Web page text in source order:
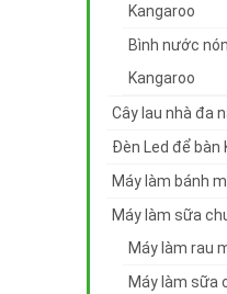
Kangaroo
Bình nước
Kangaroo
Cây lau nhà đa
Đèn Led để bàn
Máy làm bánh
Máy làm sữa
Máy làm rau
Máy làm sữa